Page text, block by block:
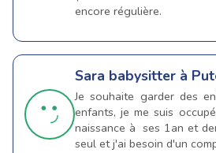
encore régulière.
Sara babysitter à
Je souhaite garder des
enfants, je me suis
naissance à ses 1an et
seul et j'ai besoin d'un